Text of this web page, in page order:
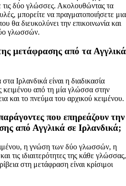
τις δύο γλώσσες. Ακολουθώντας τα
μπορείτε να πραγματοποιήσετε μια
θα διευκολύνει την επικοινωνία και
γλωσσών.
μετάφρασης από τα Αγγλικά
Ιρλανδικά είναι η διαδικασία
κειμένου από τη μία γλώσσα στην
και το πνεύμα του αρχικού κειμένου.
που επηρεάζουν την
από Αγγλικά σε Ιρλανδικά;
η γνώση των δύο γλωσσών, η
τις ιδιαιτερότητες της κάθε γλώσσας,
στη μετάφραση είναι κρίσιμοι